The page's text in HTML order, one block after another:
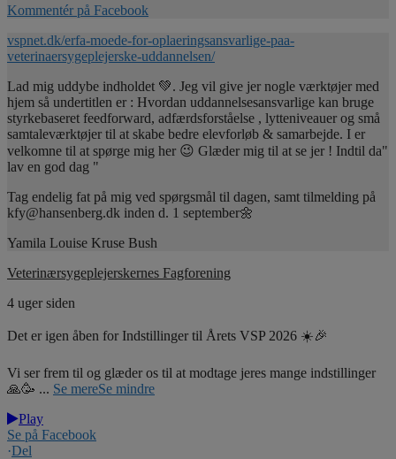
Kommentér på Facebook
vspnet.dk/erfa-moede-for-oplaeringsansvarlige-paa-
veterinaersygeplejerske-uddannelsen/
Lad mig uddybe indholdet 💚. Jeg vil give jer nogle værktøjer med
hjem så undertitlen er : Hvordan uddannelsesansvarlige kan bruge
styrkebaseret feedforward, adfærdsforståelse , lytteniveauer og små
samtaleværktøjer til at skabe bedre elevforløb & samarbejde. I er
velkomne til at spørge mig her 😉 Glæder mig til at se jer ! Indtil da"
lav en god dag "
Tag endelig fat på mig ved spørgsmål til dagen, samt tilmelding på
kfy@hansenberg.dk inden d. 1 september🌼
Yamila Louise Kruse Bush
Veterinærsygeplejerskernes Fagforening
4 uger siden
Det er igen åben for Indstillinger til Årets VSP 2026 ☀️🎉
Vi ser frem til og glæder os til at modtage jeres mange indstillinger
🙏🥳 ... Se mereSe mindre
Play
Se på Facebook
·Del